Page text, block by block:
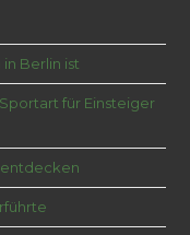
Berlin ist
für Einsteiger